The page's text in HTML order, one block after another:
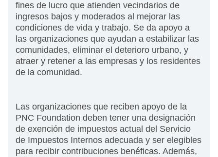
fines de lucro que atienden vecindarios de
ingresos bajos y moderados al mejorar las
condiciones de vida y trabajo. Se da apoyo a
las organizaciones que ayudan a estabilizar las
comunidades, eliminar el deterioro urbano, y
atraer y retener a las empresas y los residentes
de la comunidad.
Las organizaciones que reciben apoyo de la
PNC Foundation deben tener una designación
de exención de impuestos actual del Servicio
de Impuestos Internos adecuada y ser elegibles
para recibir contribuciones benéficas. Además,